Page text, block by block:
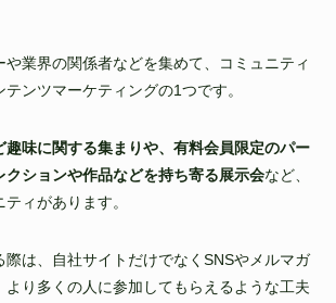
や業界の関係者などを集めて、コミュニティ
ンツマーケティングの1つです。
趣味に関する集まりや、有料会員限定のパー
クションや作品などを持ち寄る展示会など、
ィがあります。
際は、自社サイトだけでなくSNSやメルマガ
より多くの人に参加してもらえるような工夫